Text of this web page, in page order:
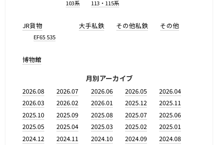
103系 113・115系
JR貨物
EF65 535
大手私鉄 その他私鉄 その他
博物館
月別アーカイブ
2026.08 2026.07 2026.06 2026.05
2026.04
2026.03
2026.02 2026.01 2025.12
2025.11
2025.10
2025.09 2025.08 2025.07
2025.06
2025.05
2025.04 2025.03 2025.02
2025.01
2024.12
2024.11 2024.10 2024.09
2024.08